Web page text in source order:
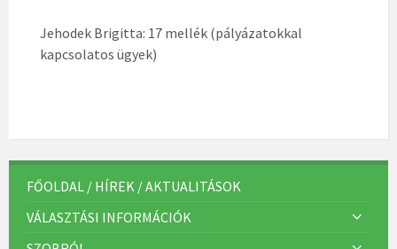
Jehodek Brigitta: 17 mellék (pályázatokkal
kapcsolatos ügyek)
FŐOLDAL / HÍREK / AKTUALITÁSOK
VÁLASZTÁSI INFORMÁCIÓK